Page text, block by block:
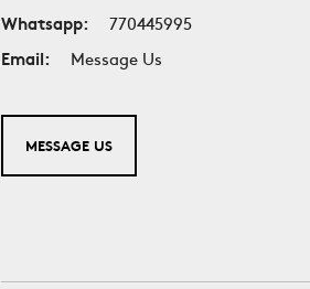
Whatsapp:
770445995
Email:
Message Us
MESSAGE US